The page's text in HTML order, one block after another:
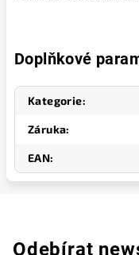
Doplňkové
Kategorie:
Záruka:
EAN:
Odebírat